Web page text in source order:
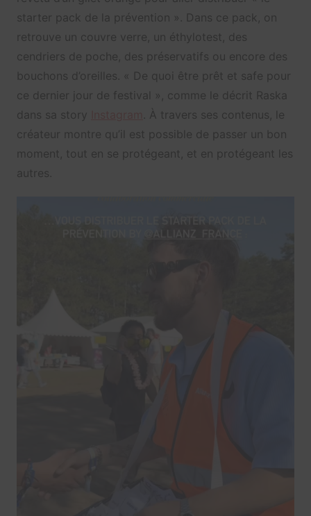
starter pack de la prévention ». Dans ce pack, on
retrouve un couvre verre, un éthylotest, des
cendriers de poche, des préservatifs ou encore des
bouchons d’oreilles. « De quoi être prêt et safe pour
ce dernier jour de festival », comme le décrit Raska
dans sa story
. À travers ses contenus, le
créateur montre qu’il est possible de passer un bon
moment, tout en se protégeant, et en protégeant les
autres.